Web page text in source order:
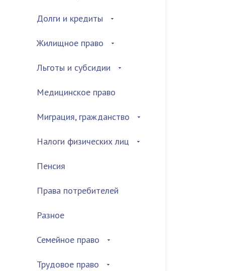
Долги и кредиты
Жилищное право
Льготы и субсидии
Медицинское право
Миграция, гражданство
Налоги физических лиц
Пенсия
Права потребителей
Разное
Семейное право
Трудовое право